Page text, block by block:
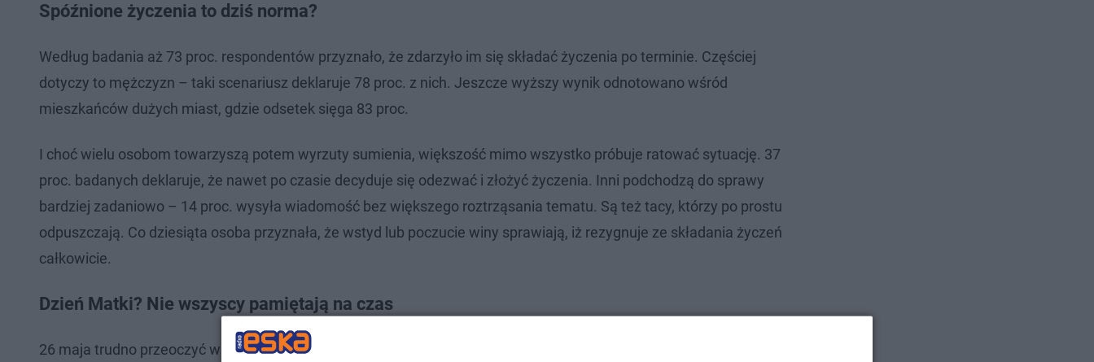
Spóźnione życzenia to dziś norma?
Według badania aż 73 proc. respondentów przyznało, że zdarzyło im się składać życzenia po terminie. Częściej
dotyczy to mężczyzn – taki scenariusz deklaruje 78 proc. z nich. Jeszcze wyższy wynik odnotowano wśród
mieszkańców dużych miast, gdzie odsetek sięga 83 proc.
I choć wielu osobom towarzyszą potem wyrzuty sumienia, większość mimo wszystko próbuje ratować sytuację. 37
proc. badanych deklaruje, że nawet po czasie decyduje się odezwać i złożyć życzenia. Inni podchodzą do sprawy
bardziej zadaniowo – 14 proc. wysyła wiadomość bez większego roztrząsania tematu. Są też tacy, którzy po prostu
odpuszczają. Co dziesiąta osoba przyznała, że wstyd lub poczucie winy sprawiają, iż rezygnuje ze składania życzeń
całkowicie.
Dzień Matki? Nie wszyscy pamiętają na czas
26 maja trudno przeoczyć w kalendarzu, rzeczywistość wygląda trochę inaczej. Aż 32 proc. młodych Polaków